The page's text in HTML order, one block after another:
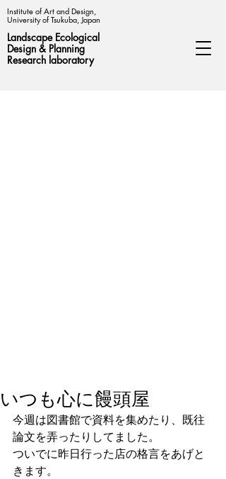
Institute of Art and Design,
University of Tsukuba, Japan
Landscape Ecological
Design & Planning
Research laboratory
いつも心に饅頭屋
今週は図書館で資料を集めたり、既往
論文を弄ったりしてました。
ついでに昨日行った店の格言をあげと
きます。